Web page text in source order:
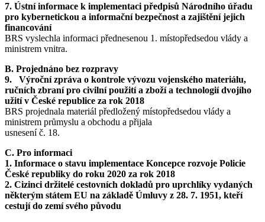
7. Ústní informace k implementaci předpisů Národního úřadu
pro kybernetickou a informační bezpečnost a zajištění jejich
financování
BRS vyslechla informaci přednesenou 1. místopředsedou vlády a
ministrem vnitra.
B. Projednáno bez rozpravy
9. Výroční zpráva o kontrole vývozu vojenského materiálu,
ručních zbraní pro civilní použití a zboží a technologií dvojího
užití v České republice za rok 2018
BRS projednala materiál předložený místopředsedou vlády a
ministrem průmyslu a obchodu a přijala
usnesení č. 18.
C. Pro informaci
1. Informace o stavu implementace Koncepce rozvoje Policie
České republiky do roku 2020 za rok 2018
2. Cizinci držitelé cestovních dokladů pro uprchlíky vydaných
některým státem EU na základě Úmluvy z 28. 7. 1951, kteří
cestují do zemí svého původu